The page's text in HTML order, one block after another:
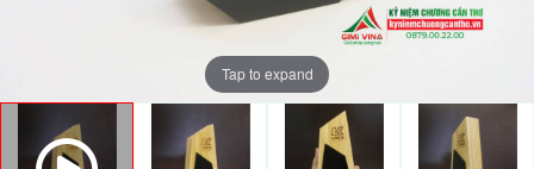
Tap to expand